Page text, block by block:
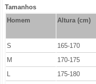
Tamanhos
Homem
Altura (cm)
S
165-170
M
170-175
L
175-180